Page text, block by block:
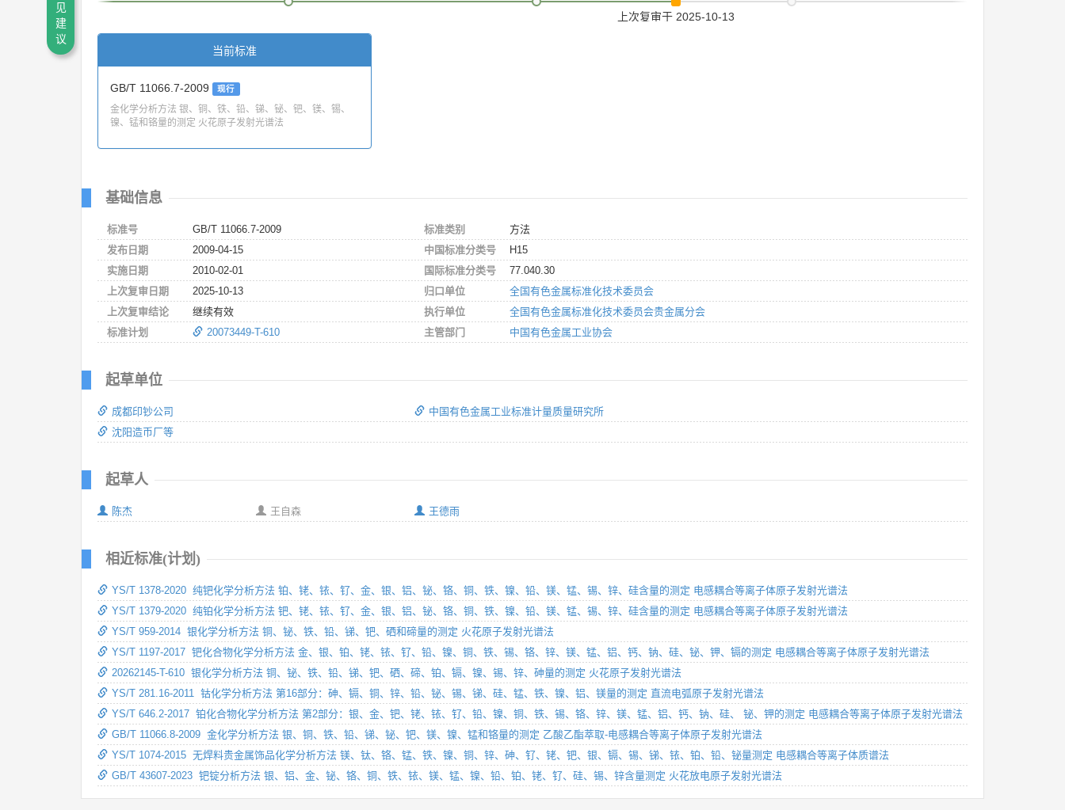
上次复审于 2025-10-13
当前标准
GB/T 11066.7-2009 现行
金化学分析方法 银、铜、铁、铅、锑、铋、钯、镁、锡、
镍、锰和铬量的测定 火花原子发射光谱法
基础信息
标准号
GB/T 11066.7-2009
发布日期
2009-04-15
实施日期
2010-02-01
上次复审日期
2025-10-13
上次复审结论
继续有效
标准计划
20073449-T-610
标准类别
方法
中国标准分类号
H15
国际标准分类号
77.040.30
归口单位
全国有色金属标准化技术委员会
执行单位
全国有色金属标准化技术委员会贵金属分会
主管部门
中国有色金属工业协会
起草单位
成都印钞公司
沈阳造币厂等
中国有色金属工业标准计量质量研究所
起草人
陈杰 王自森 王德雨
相近标准(计划)
YS/T 1378-2020 纯钯化学分析方法 铂、铑、铱、钌、金、银、铝、铋、铬、铜、铁、镍、铅、镁、锰、锡、锌、硅含量的测定 电感耦合等离子体原子发射光谱法
YS/T 1379-2020 纯铂化学分析方法 钯、铑、铱、钌、金、银、铝、铋、铬、铜、铁、镍、铅、镁、锰、锡、锌、硅含量的测定 电感耦合等离子体原子发射光谱法
YS/T 959-2014 银化学分析方法 铜、铋、铁、铅、锑、钯、硒和碲量的测定 火花原子发射光谱法
YS/T 1197-2017 钯化合物化学分析方法 金、银、铂、铑、铱、钌、铅、镍、铜、铁、锡、铬、锌、镁、锰、铝、钙、钠、硅、铋、钾、镉的测定 电感耦合等离子体原子发射光谱法
20262145-T-610 银化学分析方法 铜、铋、铁、铅、锑、钯、硒、碲、铂、镉、镍、锡、锌、砷量的测定 火花原子发射光谱法
YS/T 281.16-2011 钴化学分析方法 第16部分：砷、镉、铜、锌、铅、铋、锡、锑、硅、锰、铁、镍、铝、镁量的测定 直流电弧原子发射光谱法
YS/T 646.2-2017 铂化合物化学分析方法 第2部分：银、金、钯、铑、铱、钌、铅、镍、铜、铁、锡、铬、锌、镁、锰、铝、钙、钠、硅、 铋、钾的测定 电感耦合等离子体原子发射光谱法
GB/T 11066.8-2009 金化学分析方法 银、铜、铁、铅、锑、铋、钯、镁、镍、锰和铬量的测定 乙酸乙酯萃取-电感耦合等离子体原子发射光谱法
YS/T 1074-2015 无焊料贵金属饰品化学分析方法 镁、钛、铬、锰、铁、镍、铜、锌、砷、钌、铑、钯、银、镉、锡、锑、铱、铂、铅、铋量测定 电感耦合等离子体质谱法
GB/T 43607-2023 钯锭分析方法 银、铝、金、铋、铬、铜、铁、铱、镁、锰、镍、铅、铂、铑、钌、硅、锡、锌含量测定 火花放电原子发射光谱法
见
建
议